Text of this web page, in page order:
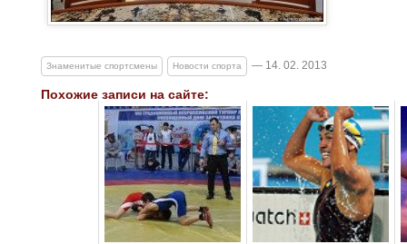
Знаменитые спортсмены Новости спорта — 14. 02. 2013
Похожие записи на сайте: